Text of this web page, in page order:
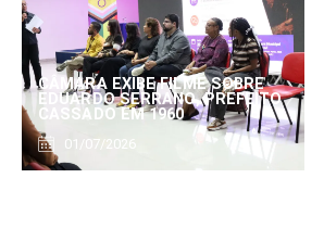
CÂMARA EXIBE FILME SOBRE
EDUARDO SERRANO, PREFEITO
CASSADO EM 1960
01/07/2026